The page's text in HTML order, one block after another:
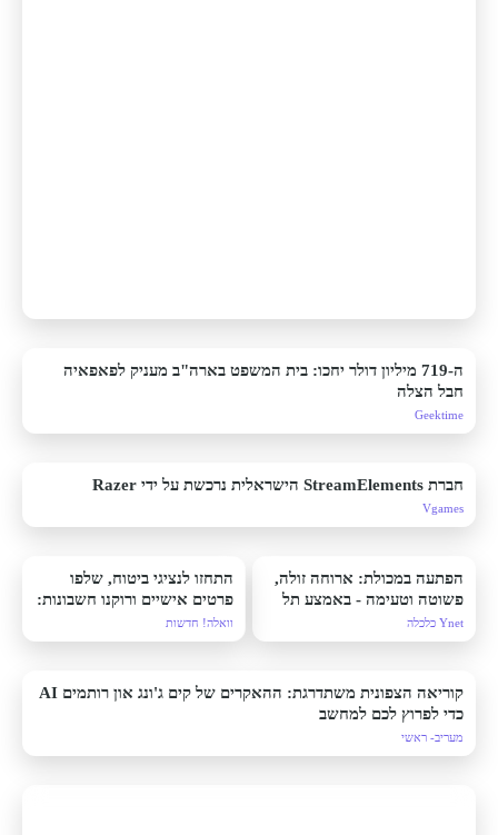
ה-719 מיליון דולר יחכו: בית המשפט בארה"ב מעניק לפאפאיה
חבל הצלה
Geektime
חברת StreamElements הישראלית נרכשת על ידי Razer
Vgames
הפתעה במכולת: ארוחה זולה,
פשוטה וטעימה - באמצע תל
אביב
Ynet כלכלה
התחזו לנציגי ביטוח, שלפו
פרטים אישיים ורוקנו חשבונות:
בני זוג נעצרו בחשד להונאת
ענק
וואלה! חדשות
קוריאה הצפונית משתדרגת: ההאקרים של קים ג'ונג און רותמים AI
כדי לפרוץ לכם למחשב
מעריב- ראשי